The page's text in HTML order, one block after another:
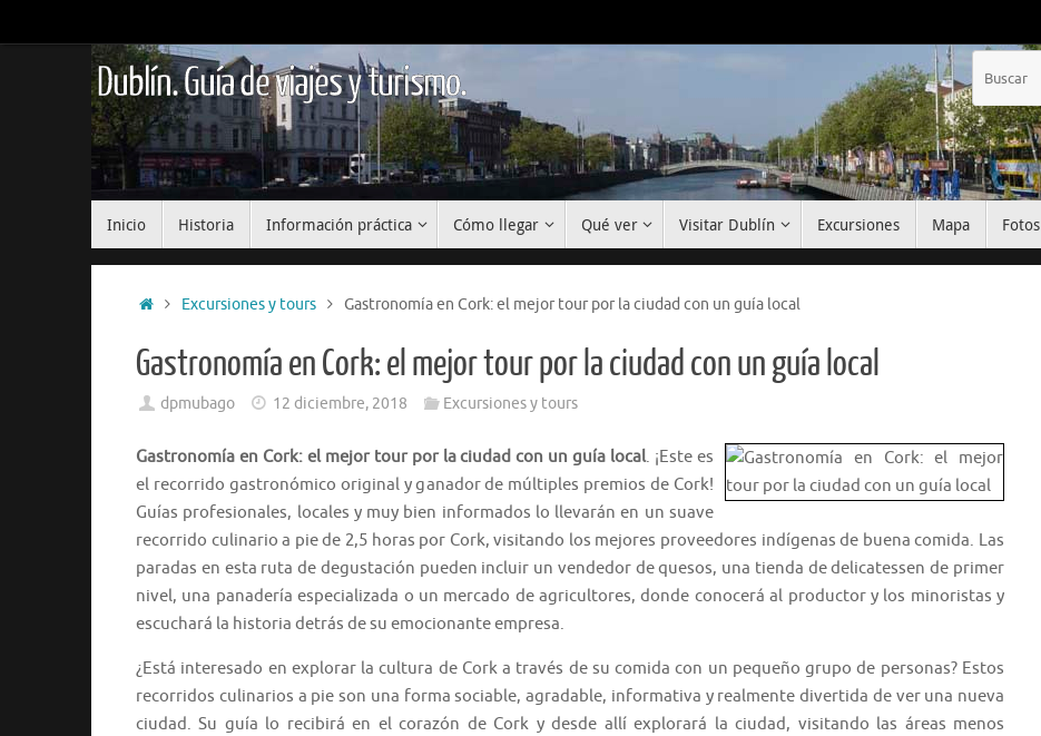
al
Dublín. Guía de viajes y turismo.
Inicio Historia Información práctica Cómo llegar Qué ver Visitar Dublín Excursiones Mapa Fotos
InicioExcursiones y tours Gastronomía en Cork: el mejor tour por la ciudad con un guía local
Gastronomía en Cork: el mejor tour por la ciudad con un guía local
dpmubago 12 diciembre, 2018 Excursiones y tours
Gastronomía en Cork: el mejor tour por la ciudad con un guía local. ¡Este es
el recorrido gastronómico original y ganador de múltiples premios de Cork!
Guías profesionales, locales y muy bien informados lo llevarán en un suave
recorrido culinario a pie de 2,5 horas por Cork, visitando los mejores proveedores indígenas de buena comida. Las
paradas en esta ruta de degustación pueden incluir un vendedor de quesos, una tienda de delicatessen de primer
nivel, una panadería especializada o un mercado de agricultores, donde conocerá al productor y los minoristas y
escuchará la historia detrás de su emocionante empresa.
¿Está interesado en explorar la cultura de Cork a través de su comida con un pequeño grupo de personas? Estos
recorridos culinarios a pie son una forma sociable, agradable, informativa y realmente divertida de ver una nueva
ciudad. Su guía lo recibirá en el corazón de Cork y desde allí explorará la ciudad, visitando las áreas menos